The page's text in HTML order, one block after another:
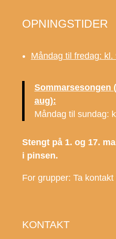
OPNINGSTIDER
Måndag til fredag: kl.
Sommarsesongen
aug):
Måndag til sundag:
Stengt på 1. og 17.
i pinsen.
For grupper: Ta
KONTAKT